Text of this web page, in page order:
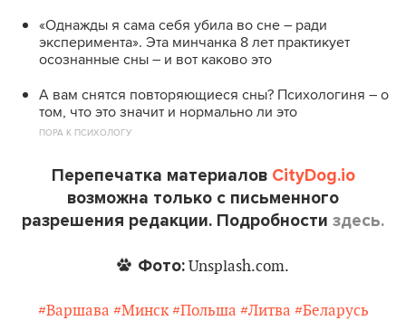
«Однажды я сама себя убила во сне – ради
эксперимента». Эта минчанка 8 лет практикует
осознанные сны – и вот каково это
А вам снятся повторяющиеся сны? Психологиня – о
том, что это значит и нормально ли это
ПОРА К ПСИХОЛОГУ
Перепечатка материалов CityDog.io
возможна только с письменного
разрешения редакции. Подробности здесь.
Фото: Unsplash.com.
#Варшава #Минск #Польша #Литва #Беларусь